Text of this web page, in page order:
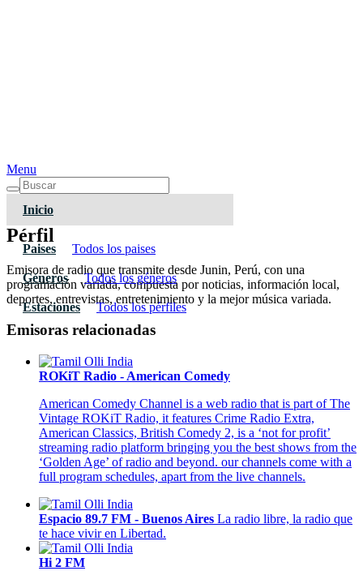
Menu
Inicio
Paises Todos los paises
Géneros Todos los géneros
Estaciones Todos los pérfiles
Pérfil
Emisora de radio que transmite desde Junin, Perú, con una
programación variada, compuesta por noticias, información local,
deportes, entrevistas, entretenimiento y la mejor música variada.
Emisoras relacionadas
ROKiT Radio - American Comedy
American Comedy Channel is a web radio that is part of The
Vintage ROKiT Radio, it features Crime Radio Extra,
American Classics, British Comedy 2, is a ‘not for profit’
streaming radio platform bringing you the best shows from the
‘Golden Age’ of radio and beyond. our channels come with a
full program schedules, apart from the live channels.
Espacio 89.7 FM - Buenos Aires La radio libre, la radio que
te hace vivir en Libertad.
Hi 2 FM